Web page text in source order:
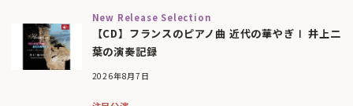
New Release Selection
【CD】フランスのピアノ曲 近代の華やぎⅠ 井上二
葉の演奏記録
2026年8月7日